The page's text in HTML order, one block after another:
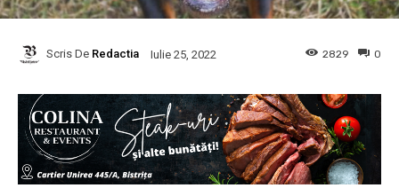
Scris De Redactia Iulie 25, 2022 0
2829